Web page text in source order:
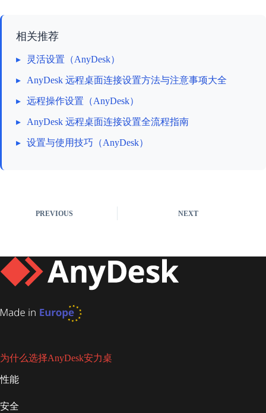
相关推荐
▸ 灵活设置（AnyDesk）
▸ AnyDesk 远程桌面连接设置方法与注意事项大全
▸ 远程操作设置（AnyDesk）
▸ AnyDesk 远程桌面连接设置全流程指南
▸ 设置与使用技巧（AnyDesk）
PREVIOUS NEXT
为什么选择AnyDesk安力桌
性能
安全